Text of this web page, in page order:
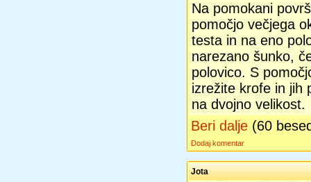
Na pomokani
pomočjo večjega
testa in na eno
narezano šunko,
polovico. S
izrežite krofe in jih
na dvojno velikost.
Beri dalje (60
Dodaj komentar
Jota